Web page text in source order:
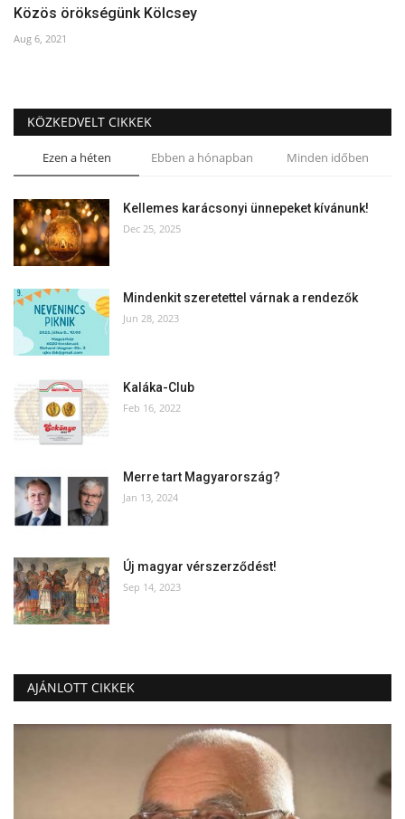
Közös örökségünk Kölcsey
Aug 6, 2021
KÖZKEDVELT CIKKEK
Ezen a héten Ebben a hónapban Minden időben
Kellemes karácsonyi ünnepeket kívánunk!
Dec 25, 2025
Mindenkit szeretettel várnak a rendezők
Jun 28, 2023
Kaláka-Club
Feb 16, 2022
Merre tart Magyarország?
Jan 13, 2024
Új magyar vérszerződést!
Sep 14, 2023
AJÁNLOTT CIKKEK